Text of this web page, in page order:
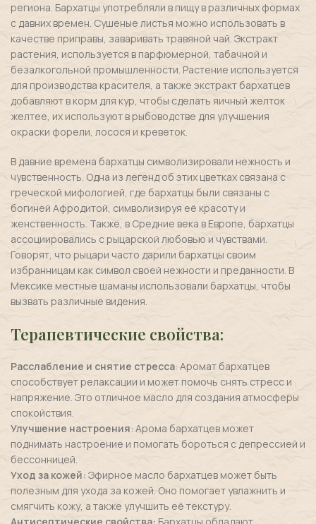
региона. Бархатцы употребляли в пищу в различных формах
с давних времен. Сушеные листья можно использовать в
качестве приправы, заваривать травяной чай. Экстракт
растения, используется в парфюмерной, табачной и
безалкогольной промышленности. Растение используется
для производства красителя, а также экстракт бархатцев
добавляют в корм для кур, чтобы сделать яичный желток
желтее, их используют в рыбоводстве для улучшения
окраски форели, лосося и креветок.
В давние времена бархатцы символизировали нежность и
чувственность. Одна из легенд об этих цветках связана с
греческой мифологией, где бархатцы были связаны с
богиней Афродитой, символизируя её красоту и
женственность. Также, в Средние века в Европе, бархатцы
ассоциировались с рыцарской любовью и чувствами.
Говорят, что рыцари часто дарили бархатцы своим
избранницам как символ своей нежности и преданности. В
Мексике местные шаманы использовали бархатцы, чтобы
вызвать различные видения.
Терапевтические свойства:
Расслабление и снятие стресса: Аромат бархатцев
способствует релаксации и может помочь снять стресс и
напряжение. Это отличное масло для создания атмосферы
спокойствия.
Улучшение настроения: Арома бархатцев может
поднимать настроение и помогать бороться с депрессией и
бессонницей.
Уход за кожей: Эфирное масло бархатцев может быть
полезным для ухода за кожей. Оно помогает увлажнить и
смягчить кожу, а также улучшить её текстуру.